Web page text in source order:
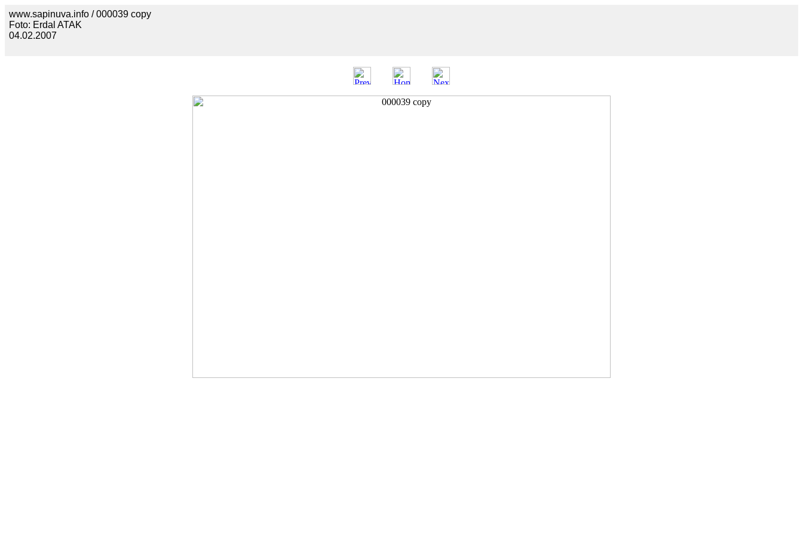
www.sapinuva.info / 000039 copy
Foto: Erdal ATAK
04.02.2007